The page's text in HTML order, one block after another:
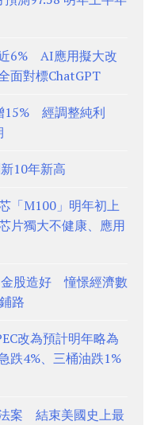
6% AI應用擬大改
面對標ChatGPT
15% 經調整純利
10年新高
「M100」明年初上
獨大不健康、應用
股造好 憧憬經濟數
路
改為預計明年略為
跌4%、三桶油跌1%
案 結束美國史上最